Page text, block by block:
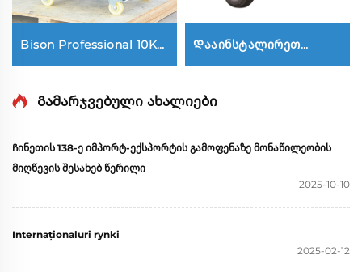
Bison Professional 10Kw
1000W Petrol Gasoline
110V 220V 380V 50Hz
Დააინსტალირეთ
მობილური ტრაილერის
დიზელის გენერატორის
Გამარჯვებული ახალიები
Ჩინეთის 138-ე იმპორტ-ექსპორტის გამოფენაზე მონაწილეობის
მიღწევის შესახებ წერილი
2025-10-10
Internaționaluri rynki
2025-02-12